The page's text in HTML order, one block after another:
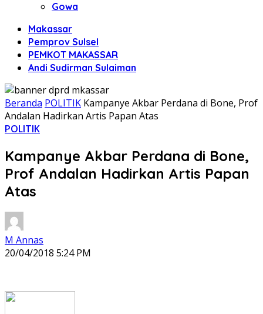
Gowa
Makassar
Pemprov Sulsel
PEMKOT MAKASSAR
Andi Sudirman Sulaiman
Beranda POLITIK Kampanye Akbar Perdana di Bone, Prof
Andalan Hadirkan Artis Papan Atas
POLITIK
Kampanye Akbar Perdana di Bone,
Prof Andalan Hadirkan Artis Papan
Atas
M Annas
20/04/2018 5:24 PM